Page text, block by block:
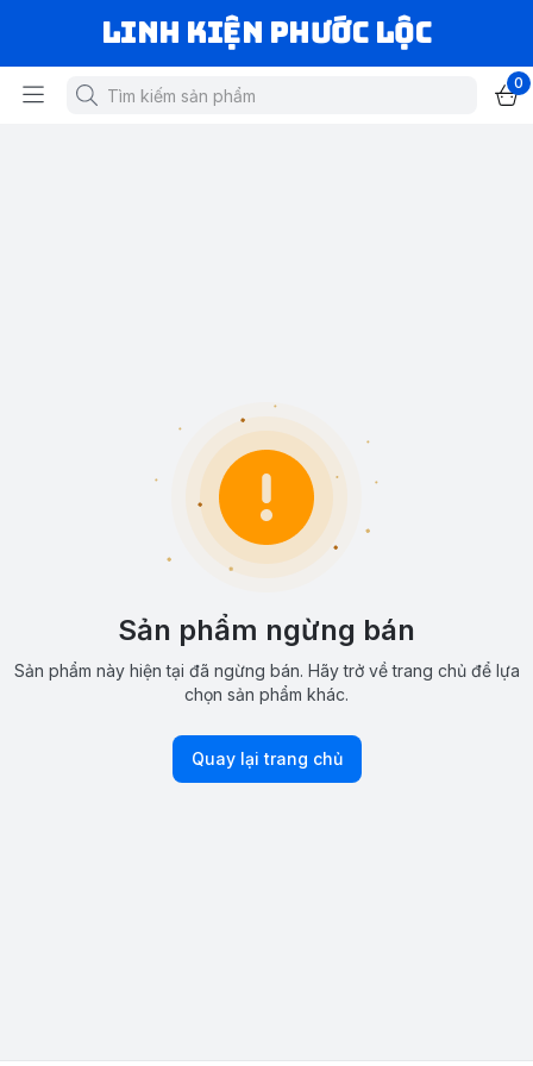
LINH KIỆN PHƯỚC LỘC
0
Sản phẩm ngừng bán
Sản phẩm này hiện tại đã ngừng bán. Hãy trở về trang chủ để lựa
chọn sản phẩm khác.
Quay lại trang chủ